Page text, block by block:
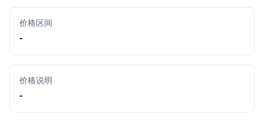
价格区间
-
价格说明
-